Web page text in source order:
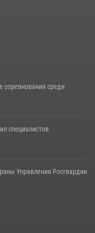
соревнования среди
специалистов
Управления Росгвардии